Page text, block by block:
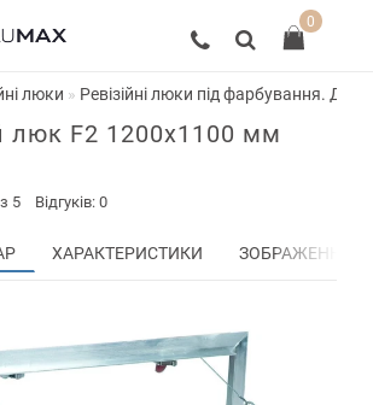
0
люки Ревізійні люки під фарбування.
люк F2 1200x1100 мм
5 Відгуків: 0
ХАРАКТЕРИСТИКИ ЗОБРАЖЕННЯ